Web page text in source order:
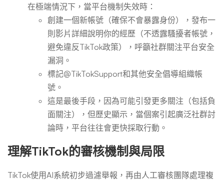
在極端情況下，當平台機制失效時：
創建一個新帳號（確保不會暴露身份），發布一
則影片詳細說明你的經歷（不透露騷擾者帳號，
避免違反TikTok政策），呼籲社群關注平台安全
漏洞。
標記@TikTokSupport和其他安全倡導組織帳
號。
這是最後手段，因為可能引發更多關注（包括負
面關注），但歷史顯示，當個案引起廣泛社群討
論時，平台往往會更快採取行動。
理解TikTok的審核機制與局限
TikTok使用AI系統初步過濾舉報，再由人工審核團隊處理複